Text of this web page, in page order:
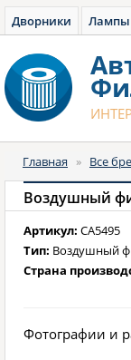
Дворники Лампы
Главная » Все
Воздушный
Артикул: CA5495
Тип: Воздушный
Страна
Фотографии и